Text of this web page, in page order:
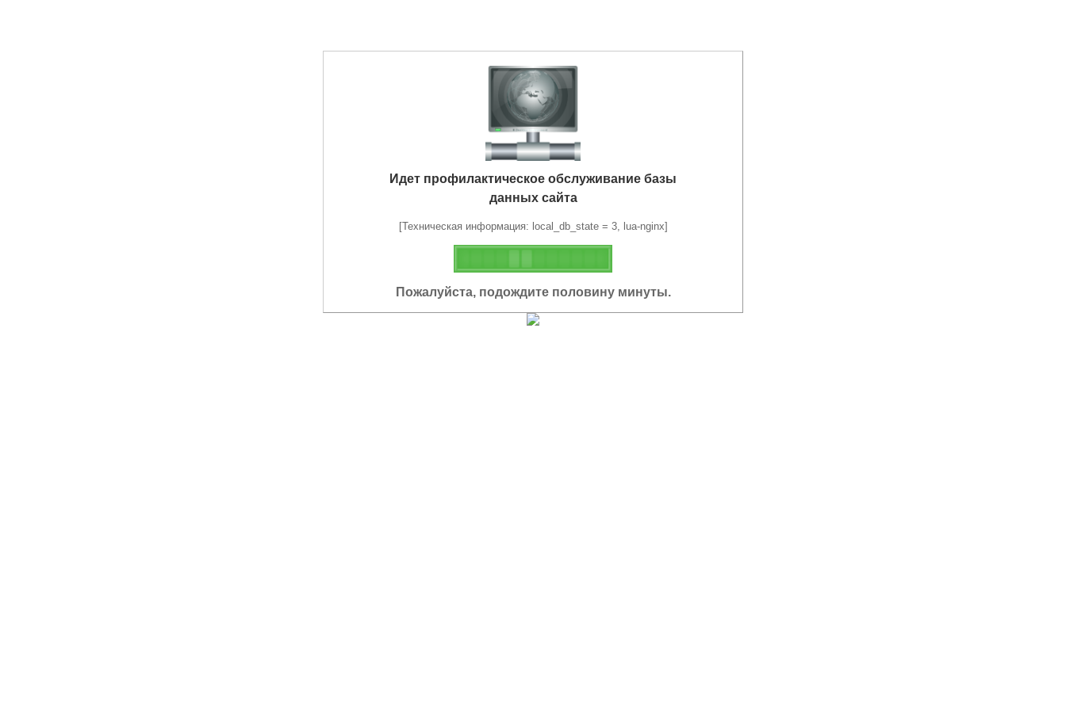
Идет профилактическое обслуживание базы
данных сайта
[Техническая информация: local_db_state = 3, lua-nginx]
Пожалуйста, подождите половину минуты.